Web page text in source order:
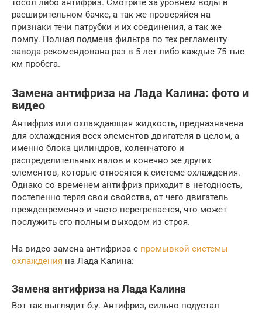
тосол либо антифриз. Смотрите за уровнем воды в
расширительном бачке, а так же проверяйся на
признаки течи патрубки и их соединения, а так же
помпу. Полная подмена фильтра по тех регламенту
завода рекомендована раз в 5 лет либо каждые 75 тыс
км пробега.
Замена антифриза на Лада Калина: фото и
видео
Антифриз или охлаждающая жидкость, предназначена
для охлаждения всех элементов двигателя в целом, а
именно блока цилиндров, коленчатого и
распределительных валов и конечно же других
элементов, которые относятся к системе охлаждения.
Однако со временем антифриз приходит в негодность,
постепенно теряя свои свойства, от чего двигатель
преждевременно и часто перегревается, что может
послужить его полным выходом из строя.
На видео замена антифриза с промывкой системы
охлаждения на Лада Калина:
Замена антифриза на Лада Калина
Вот так выглядит б.у. Антифриз, сильно подустал